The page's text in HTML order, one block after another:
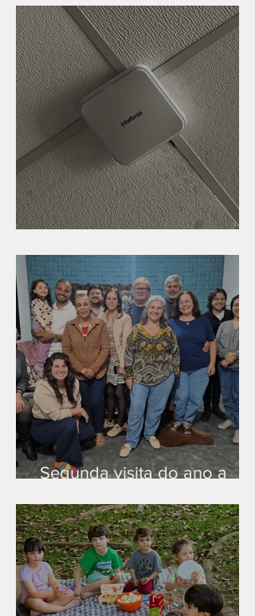
Segunda visita do ano a